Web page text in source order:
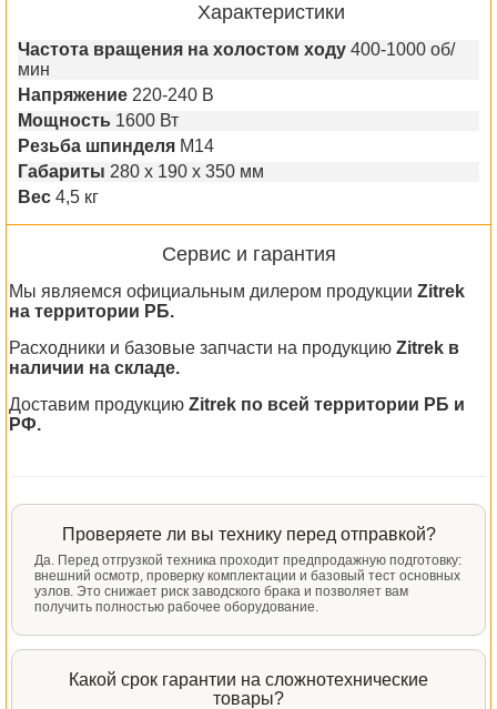
Характеристики
Частота вращения на холостом ходу 400-1000 об/
мин
Напряжение 220-240 В
Мощность 1600 Вт
Резьба шпинделя M14
Габариты 280 x 190 x 350 мм
Вес 4,5 кг
Сервис и гарантия
Мы являемся официальным дилером продукции Zitrek
на территории РБ.
Расходники и базовые запчасти на продукцию Zitrek в
наличии на складе.
Доставим продукцию Zitrek по всей территории РБ и
РФ.
Проверяете ли вы технику перед отправкой?
Да. Перед отгрузкой техника проходит предпродажную подготовку:
внешний осмотр, проверку комплектации и базовый тест основных
узлов. Это снижает риск заводского брака и позволяет вам
получить полностью рабочее оборудование.
Какой срок гарантии на сложнотехнические
товары?